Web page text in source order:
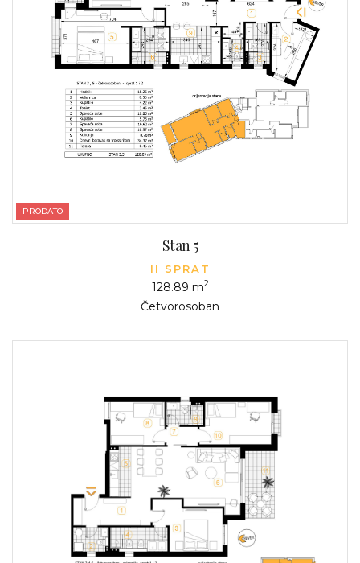
PRODATO
Stan 5
II SPRAT
128.89 m2
Četvorosoban